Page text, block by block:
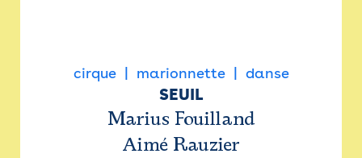
cirque marionnette danse
SEUIL
Marius Fouilland
Aimé Rauzier